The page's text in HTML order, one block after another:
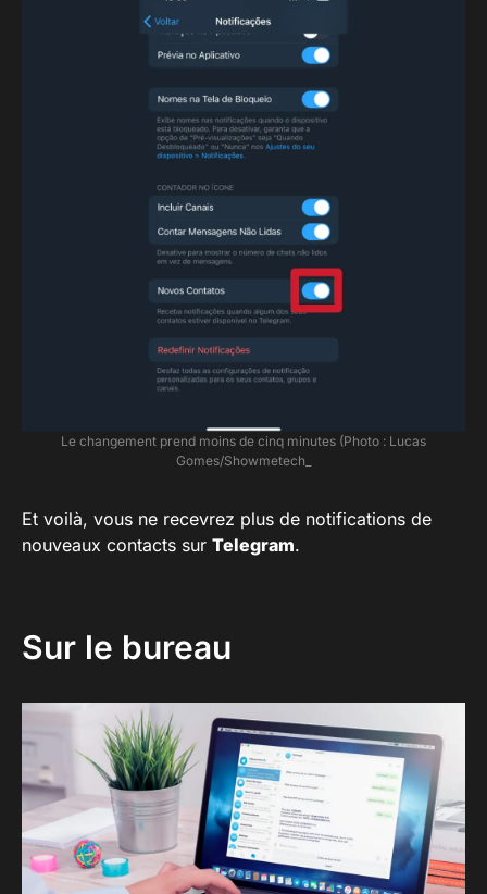
Le changement prend moins de cinq minutes (Photo : Lucas
Gomes/Showmetech_
Et voilà, vous ne recevrez plus de notifications de
nouveaux contacts sur Telegram.
Sur le bureau